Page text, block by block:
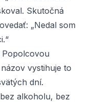
Skutočná
„Nedal som
vystihuje to
dní.
alkoholu, bez